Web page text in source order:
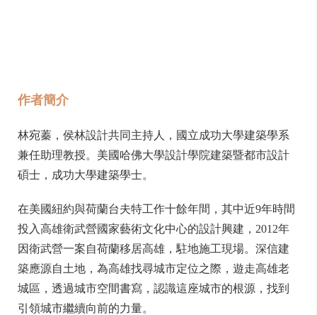
作者簡介
林宛蓁，侯林設計共同主持人，國立成功大學建築學系
兼任助理教授。美國哈佛大學設計學院建築暨都市設計
碩士，成功大學建築學士。
在美國紐約與荷蘭台夫特工作十餘年間，其中近9年時間
投入高雄衛武營國家藝術文化中心的設計興建，2012年
因衛武營一案自荷蘭移居高雄，駐地施工現場。深信建
築應源自土地，為高雄找尋城市定位之際，遊走高雄老
城區，透過城市空間書寫，認識這座城市的根源，找到
引領城市繼續向前的力量。